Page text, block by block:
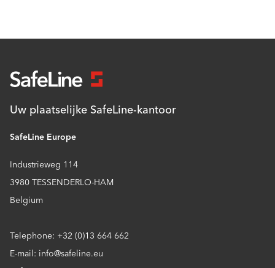
Uw plaatselijke SafeLine-kantoor
SafeLine Europe
Industrieweg 114
3980 TESSENDERLO-HAM
Belgium
Telephone: +32 (0)13 664 662
E-mail: info@safeline.eu